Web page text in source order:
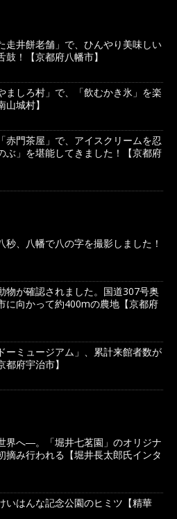
走井餅老舗」で、ひんやり美味しい
！【京都府八幡市】
ましろ村」で、「飲むかき氷」を楽
城村】
赤門茶屋」で、アイスクリームを忍
ぶ」を堪能してきました！【京都府
、八幡で八の字を撮影しました！
物が確認されました。国道307号奥
に向かって約400mの農地【京都府
ーミュージアム」、累計来館者数が
府宇治市】
界へ―。「堀井七茗園」のオリジナ
摘み行われる【堀井長太郎氏インタ
いはんな記念公園のヒミツ【精華